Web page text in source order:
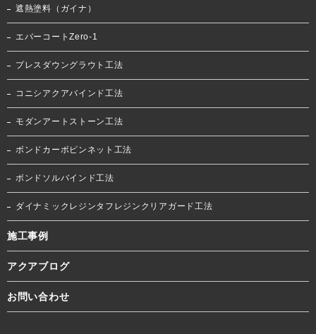
遮熱塗料（ガイナ）
エバーコートZero-1
プレスダウングラウト工法
コニシアクアバインド工法
モダンアートストーン工法
ボンドカーボピンネット工法
ボンドソルバインド工法
ダイナミックレジンタフレジンクリアガード工法
施工事例
アクアブログ
お問い合わせ